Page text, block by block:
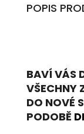
POPIS
BAVÍ VÁS
VŠECHNY
DO NOVÉ
PODOBĚ